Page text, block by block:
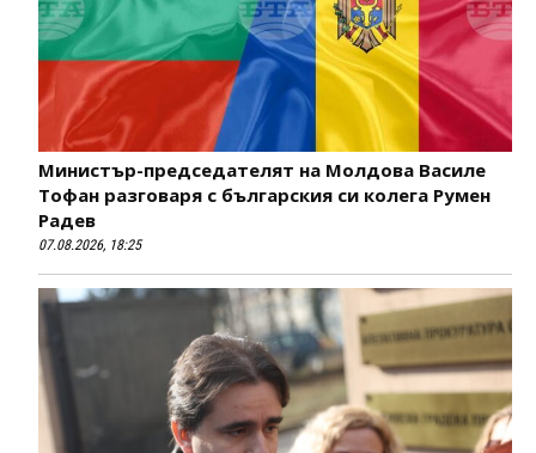
Министър-председателят на Молдова Василе
Тофан разговаря с българския си колега Румен
Радев
07.08.2026, 18:25